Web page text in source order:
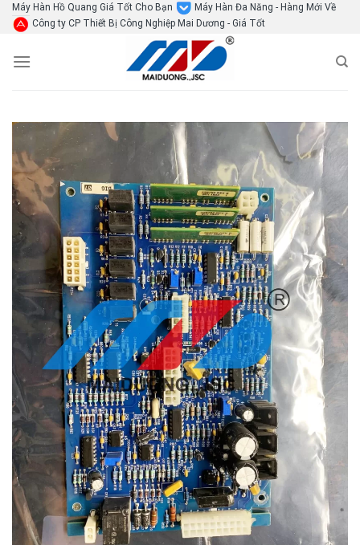
SkipMáy Hàn Hồ Quang Giá Tốt Cho Bạn
Máy Hàn Đa Năng - Hàng Mới Về
Công ty CP Thiết Bị Công Nghiệp Mai Dương - Giá Tốt